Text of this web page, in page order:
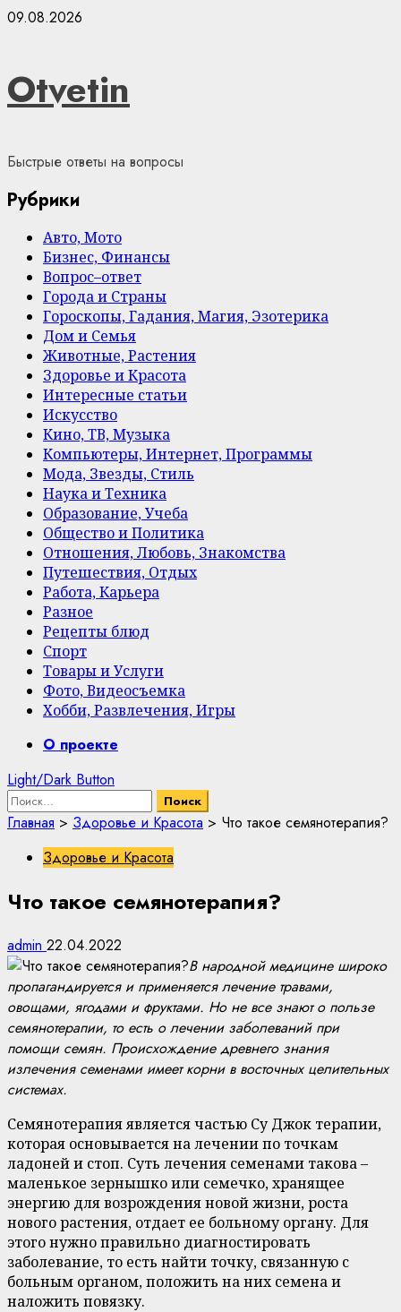
Skip
09.08.2026
Otvetin
Быстрые ответы на вопросы
Рубрики
Авто, Мото
Бизнес, Финансы
Вопрос–ответ
Города и Страны
Гороскопы, Гадания, Магия, Эзотерика
Дом и Семья
Животные, Растения
Здоровье и Красота
Интересные статьи
Искусство
Кино, ТВ, Музыка
Компьютеры, Интернет, Программы
Мода, Звезды, Стиль
Наука и Техника
Образование, Учеба
Общество и Политика
Отношения, Любовь, Знакомства
Путешествия, Отдых
Работа, Карьера
Разное
Рецепты блюд
Спорт
Товары и Услуги
Фото, Видеосъемка
Хобби, Развлечения, Игры
PrimaryО проекте
Light/Dark Button
Найти:
Главная > Здоровье и Красота > Что такое семянотерапия?
Здоровье и Красота
Что такое семянотерапия?
admin 22.04.2022
В народной медицине широко
пропагандируется и применяется лечение травами,
овощами, ягодами и фруктами. Но не все знают о пользе
семянотерапии, то есть о лечении заболеваний при
помощи семян. Происхождение древнего знания
излечения семенами имеет корни в восточных целительных
системах.
Семянотерапия является частью Су Джок терапии,
которая основывается на лечении по точкам
ладоней и стоп. Суть лечения семенами такова –
маленькое зернышко или семечко, хранящее
энергию для возрождения новой жизни, роста
нового растения, отдает ее больному органу. Для
этого нужно правильно диагностировать
заболевание, то есть найти точку, связанную с
больным органом, положить на них семена и
наложить повязку.